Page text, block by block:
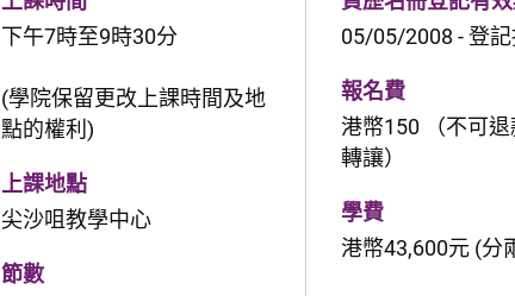
下午7時至9時30分
(學院保留更改上課時間及地
點的權利)
上課地點
尖沙咀教學中心
節數
05/05/2008 - 登
報名費
港幣150 （不可
轉讓）
學費
港幣43,600元 (分